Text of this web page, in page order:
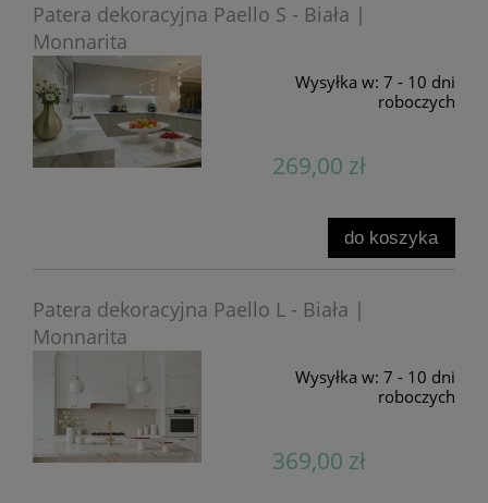
Patera dekoracyjna Paello S - Biała |
Monnarita
Wysyłka w: 7 - 10 dni
roboczych
269,00 zł
do koszyka
Patera dekoracyjna Paello L - Biała |
Monnarita
Wysyłka w: 7 - 10 dni
roboczych
369,00 zł